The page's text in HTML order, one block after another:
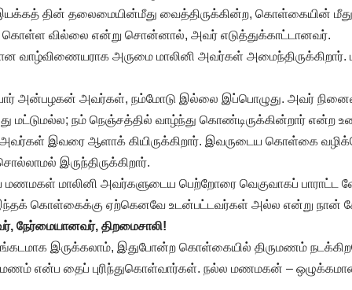
தின் தலைமையின்மீது வைத்திருக்கின்ற, கொள்கையின் மீது
கொள்ள வில்லை என்று சொன்னால், அவர் எடுத்துக்காட்டானவர்.
வாழ்விணையராக அருமை மாலினி அவர்கள்
அன்பழகன் அவர்கள், நம்மோடு இல்லை இப்பொழுது. அவர்
மட்டுமல்ல; நம் நெஞ்சத்தில் வாழ்ந்து கொண்டிருக்கின்றார் என்ற
இவரை ஆளாக் கியிருக்கிறார். இவருடைய கொள்கை
இருந்திருக்கிறார்.
மணமகள் மாலினி அவர்களுடைய பெற்றோரை வெகுவாகப் பாராட்ட
கொள்கைக்கு ஏற்கெனவே உடன்பட்டவர்கள் அல்ல என்று நான்
நேர்மையானவர், திறமைசாலி!
இருக்கலாம், இதுபோன்ற கொள்கையில் திருமணம்
என்ப தைப் புரிந்துகொள்வார்கள். நல்ல மணமகன் –